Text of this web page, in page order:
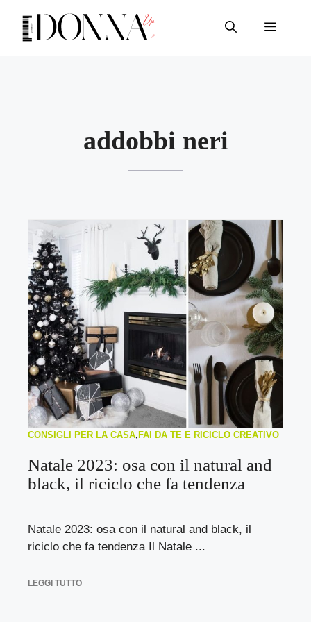
contenuto
Menu
addobbi neri
CONSIGLI PER LA CASA, FAI DA TE E RICICLO CREATIVO
Natale 2023: osa con il natural and
black, il riciclo che fa tendenza
Natale 2023: osa con il natural and black, il
riciclo che fa tendenza Il Natale ...
LEGGI TUTTO